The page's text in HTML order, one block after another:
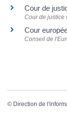
Cour de
Cour de justice
Cour
Conseil de
© Direction de